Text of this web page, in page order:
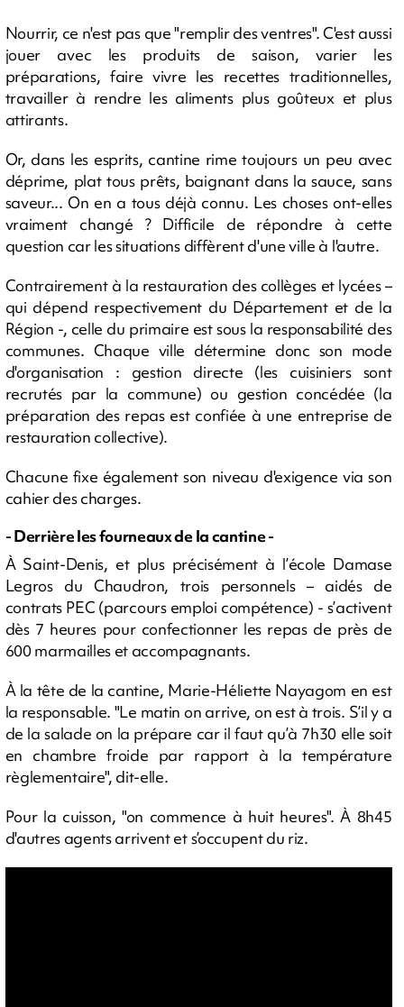
Nourrir, ce n'est pas que "remplir des ventres". C'est aussi
jouer avec les produits de saison, varier les
préparations, faire vivre les recettes traditionnelles,
travailler à rendre les aliments plus goûteux et plus
attirants.
Or, dans les esprits, cantine rime toujours un peu avec
déprime, plat tous prêts, baignant dans la sauce, sans
saveur... On en a tous déjà connu. Les choses ont-elles
vraiment changé ? Difficile de répondre à cette
question car les situations diffèrent d'une ville à l'autre.
Contrairement à la restauration des collèges et lycées –
qui dépend respectivement du Département et de la
Région -, celle du primaire est sous la responsabilité des
communes. Chaque ville détermine donc son mode
d'organisation : gestion directe (les cuisiniers sont
recrutés par la commune) ou gestion concédée (la
préparation des repas est confiée à une entreprise de
restauration collective).
Chacune fixe également son niveau d'exigence via son
cahier des charges.
- Derrière les fourneaux de la cantine -
À Saint-Denis, et plus précisément à l’école Damase
Legros du Chaudron, trois personnels – aidés de
contrats PEC (parcours emploi compétence) - s’activent
dès 7 heures pour confectionner les repas de près de
600 marmailles et accompagnants.
À la tête de la cantine, Marie-Héliette Nayagom en est
la responsable. "Le matin on arrive, on est à trois. S’il y a
de la salade on la prépare car il faut qu’à 7h30 elle soit
en chambre froide par rapport à la température
règlementaire", dit-elle.
Pour la cuisson, "on commence à huit heures". À 8h45
d'autres agents arrivent et s’occupent du riz.